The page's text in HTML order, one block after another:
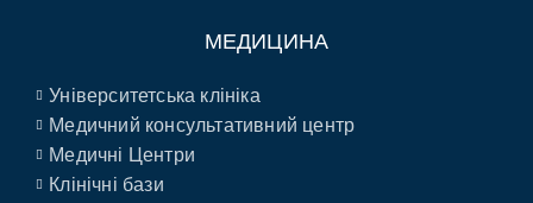
МЕДИЦИНА
Університетська клініка
Медичний консультативний центр
Медичні Центри
Клінічні бази